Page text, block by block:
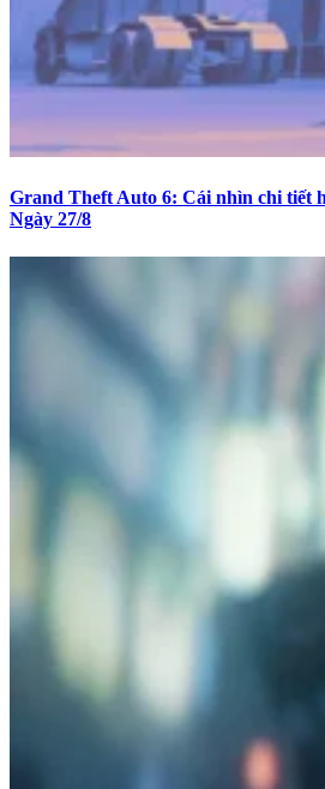
Grand Theft Auto 6: Cái nhìn chi tiết
Ngày 27/8